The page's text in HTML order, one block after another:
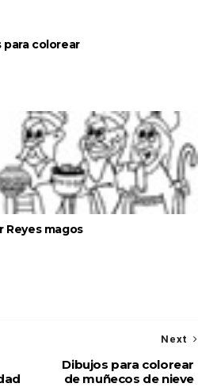
para colorear
Reyes magos
Next
Dibujos para colorear
de muñecos de nieve